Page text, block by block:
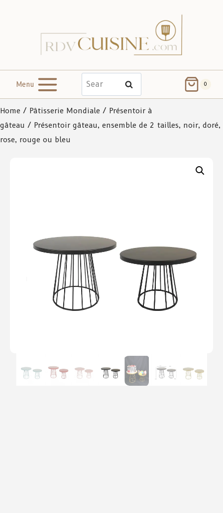
Menu Search 0
Home / Pâtisserie Mondiale / Présentoir à
gâteau / Présentoir gâteau, ensemble de 2 tailles, noir, doré,
rose, rouge ou bleu